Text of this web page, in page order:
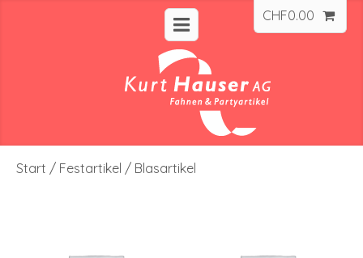
CHF0.00
Start / Festartikel / Blasartikel